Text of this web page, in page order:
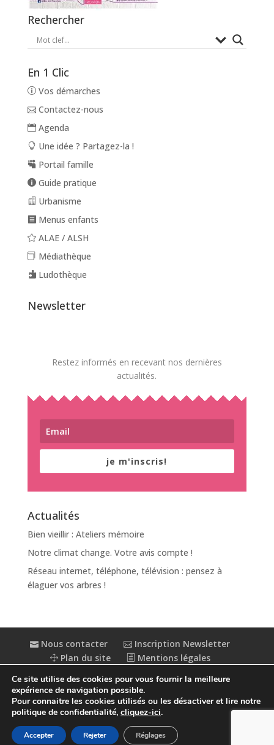
Rechercher
En 1 Clic
Vos démarches
Contactez-nous
Agenda
Une idée ? Partagez-la !
Portail famille
Guide pratique
Urbanisme
Menus enfants
ALAE / ALSH
Médiathèque
Ludothèque
Newsletter
Restez informés en recevant nos dernières
actualités.
je m'inscris!
Actualités
Bien vieillir : Ateliers mémoire
Notre climat change. Votre avis compte !
Réseau internet, téléphone, télévision : pensez à
élaguer vos arbres !
Nous contacter
Inscription Newsletter
Plan du site
Mentions légales
Accessibilité : partiellement conforme
© Conception Agence CosiWeb
Ce site utilise des cookies pour vous fournir la meilleure
expérience de navigation possible.
Pour connaitre les cookies utilisés ou les désactiver et lire notre
politique de confidentialité, cliquez-ici.
Accepter Rejeter Réglages